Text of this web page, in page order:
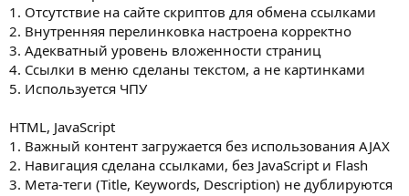
1. Отсутствие на сайте скриптов для обмена ссылками
2. Внутренняя перелинковка настроена корректно
3. Адекватный уровень вложенности страниц
4. Ссылки в меню сделаны текстом, а не картинками
5. Используется ЧПУ
HTML, JavaScript
1. Важный контент загружается без использования AJAX
2. Навигация сделана ссылками, без JavaScript и Flash
3. Мета-теги (Title, Keywords, Description) не дублируются